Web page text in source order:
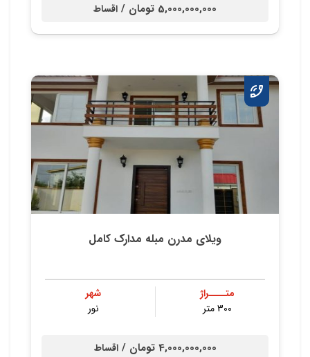
5,000,000,000 تومان / اقساط
ویلای مدرن مبله مدارک کامل
متــــراژ
300 متر
شهر
نور
4,000,000,000 تومان / اقساط